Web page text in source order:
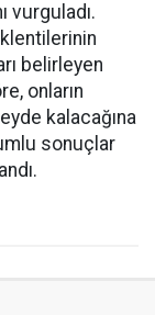
vurguladı.
belirleyen
onların
kalacağına
sonuçlar